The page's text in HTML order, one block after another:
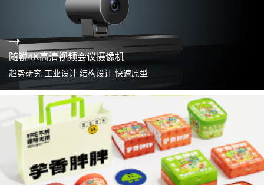
随锐4K高清视频会议摄像机
趋势研究 工业设计 结构设计 快速原型